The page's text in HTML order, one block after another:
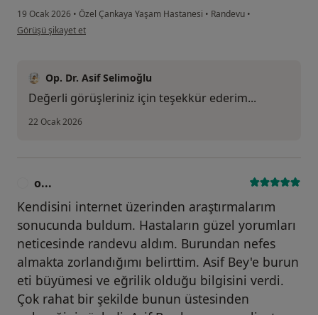
19 Ocak 2026 • Özel Çankaya Yaşam Hastanesi • Randevu •
kullanıcının görüşüne göre ay...l
Görüşü şikayet et
Op. Dr. Asif Selimoğlu
Değerli görüşleriniz için teşekkür ederim...
22 Ocak 2026
o...
Kendisini internet üzerinden araştırmalarım
sonucunda buldum. Hastaların güzel yorumları
neticesinde randevu aldım. Burundan nefes
almakta zorlandığımı belirttim. Asif Bey'e burun
eti büyümesi ve eğrilik olduğu bilgisini verdi.
Çok rahat bir şekilde bunun üstesinden